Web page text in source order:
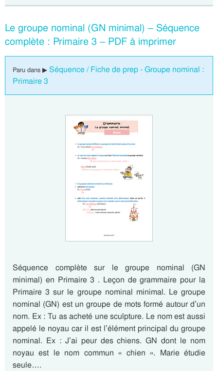
Le groupe nominal (GN minimal) – Séquence
complète : Primaire 3 – PDF à imprimer
Paru dans ▶ Séquence / Fiche de prep - Groupe nominal :
Primaire 3
Séquence complète sur le groupe nominal (GN
minimal) en Primaire 3 . Leçon de grammaire pour la
Primaire 3 sur le groupe nominal minimal. Le groupe
nominal (GN) est un groupe de mots formé autour d’un
nom. Ex : Tu as acheté une sculpture. Le nom est aussi
appelé le noyau car il est l’élément principal du groupe
nominal. Ex : J’ai peur des chiens. GN dont le nom
noyau est le nom commun « chien ». Marie étudie
seule….